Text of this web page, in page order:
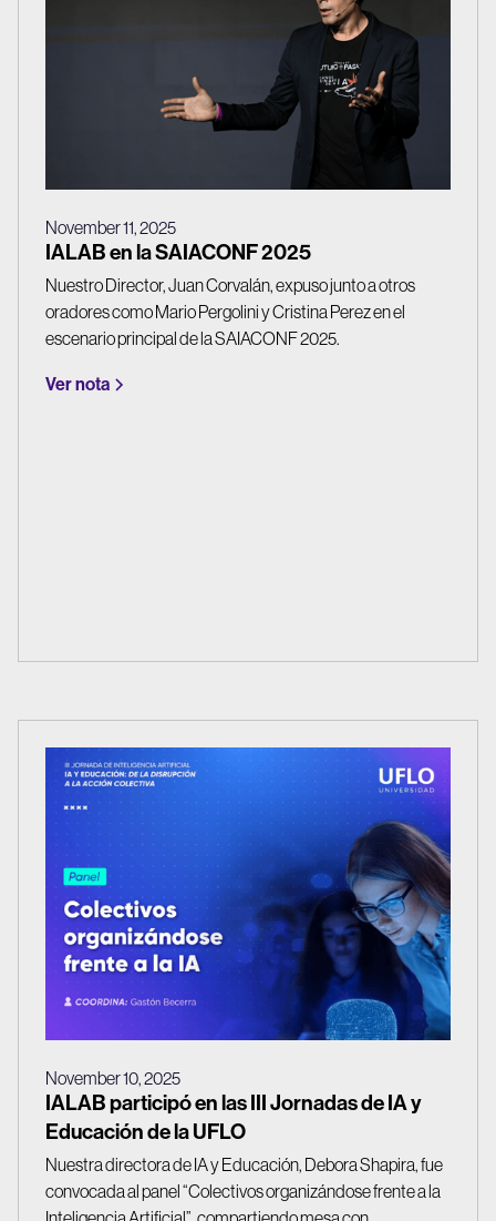
November 11, 2025
IALAB en la SAIACONF 2025
Nuestro Director, Juan Corvalán, expuso junto a otros
oradores como Mario Pergolini y Cristina Perez en el
escenario principal de la SAIACONF 2025.
Ver nota
November 10, 2025
IALAB participó en las III Jornadas de IA y
Educación de la UFLO
Nuestra directora de IA y Educación, Debora Shapira, fue
convocada al panel “Colectivos organizándose frente a la